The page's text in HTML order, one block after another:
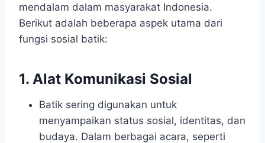
mendalam dalam masyarakat Indonesia.
Berikut adalah beberapa aspek utama dari
fungsi sosial batik:
1. Alat Komunikasi Sosial
Batik sering digunakan untuk
menyampaikan status sosial, identitas, dan
budaya. Dalam berbagai acara, seperti